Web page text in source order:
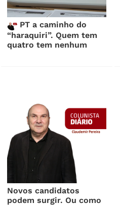
PT a caminho do
“haraquiri”. Quem tem
quatro tem nenhum
Novos candidatos
podem surgir. Ou como